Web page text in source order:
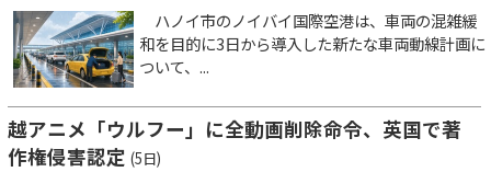
ハノイ市のノイバイ国際空港は、車両の混雑緩
和を目的に3日から導入した新たな車両動線計画に
ついて、...
越アニメ「ウルフー」に全動画削除命令、英国で著
作権侵害認定 (5日)